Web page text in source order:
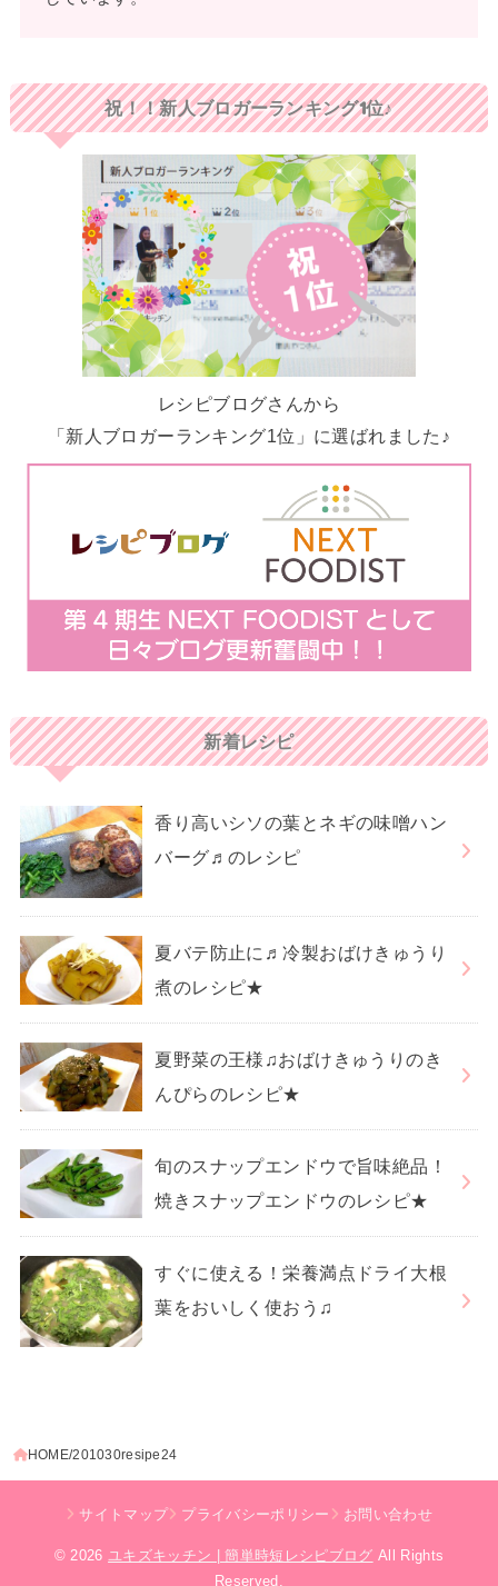
祝！！新人ブロガーランキング1位♪
レシピブログさんから
「新人ブロガーランキング1位」に選ばれました♪
新着レシピ
香り高いシソの葉とネギの味噌ハン
バーグ♬のレシピ
夏バテ防止に♬冷製おばけきゅうり
煮のレシピ★
夏野菜の王様♫おばけきゅうりのき
んぴらのレシピ★
旬のスナップエンドウで旨味絶品！
焼きスナップエンドウのレシピ★
すぐに使える！栄養満点ドライ大根
葉をおいしく使おう♫
HOME 201030resipe24
サイトマップ プライバシーポリシー お問い合わせ
© 2026 ユキズキッチン | 簡単時短レシピブログ All Rights
Reserved.